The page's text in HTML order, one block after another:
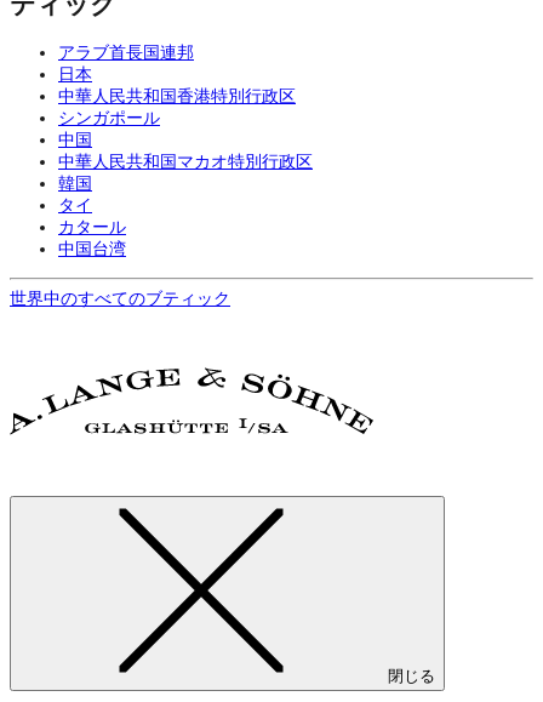
アラブ首長国連邦
日本
中華人民共和国香港特別行政区
シンガポール
中国
中華人民共和国マカオ特別行政区
韓国
タイ
カタール
中国台湾
世界中のすべてのブティック
閉じる